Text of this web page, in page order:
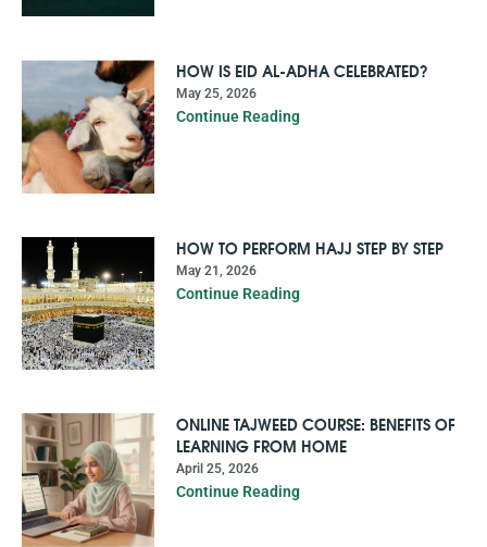
HOW IS EID AL-ADHA CELEBRATED?
May 25, 2026
Continue Reading
HOW TO PERFORM HAJJ STEP BY STEP
May 21, 2026
Continue Reading
ONLINE TAJWEED COURSE: BENEFITS OF
LEARNING FROM HOME
April 25, 2026
Continue Reading